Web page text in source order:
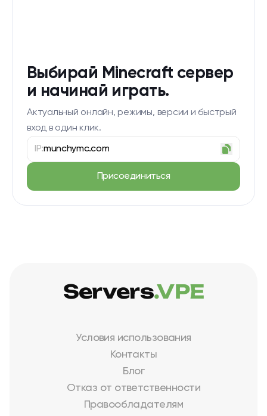
Выбирай Minecraft сервер
и начинай играть.
Актуальный онлайн, режимы, версии и быстрый
вход в один клик.
IP:munchymc.com
Присоединиться
Условия использования
Контакты
Блог
Отказ от ответственности
Правообладателям
Servers.VPE